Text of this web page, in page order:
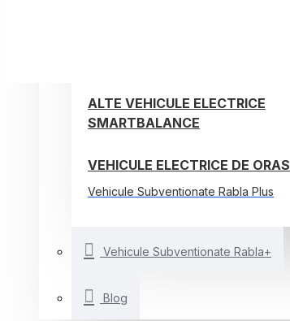
ALTE VEHICULE ELECTRICE
SMARTBALANCE
VEHICULE ELECTRICE DE ORAS
Vehicule Subventionate Rabla Plus
Vehicule Subventionate Rabla+
Blog